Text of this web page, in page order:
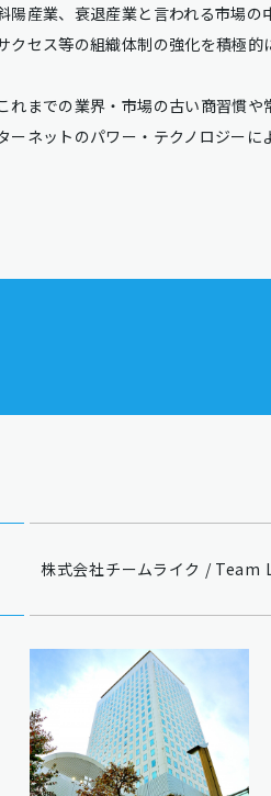
陽産業、衰退産業と言われる市場
クセス等の組織体制の強化を積極的
れまでの業界・市場の古い商習慣
ーネットのパワー・テクノロジーに
株式会社チームライク / Team